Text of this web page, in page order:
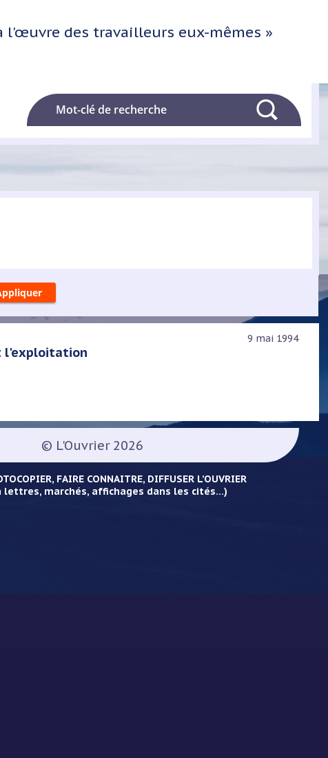
l'œuvre des travailleurs eux-mêmes »
Rechercher
9 mai 1994
l'exploitation
© L'Ouvrier 2026
FAIRE CONNAITRE, DIFFUSER L’OUVRIER
lettres, marchés, affichages dans les cités...)